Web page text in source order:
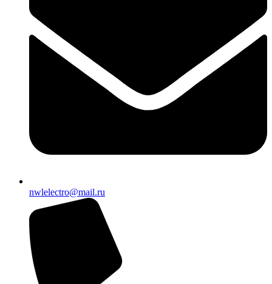
nwlelectro@mail.ru